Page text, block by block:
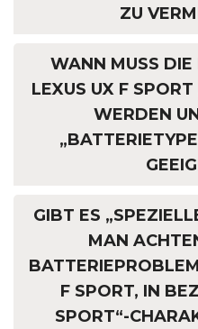
ZU
WANN MUSS DIE
LEXUS UX F
WERDEN
GIBT ES
MAN
F SPORT, IN
SPORT“-